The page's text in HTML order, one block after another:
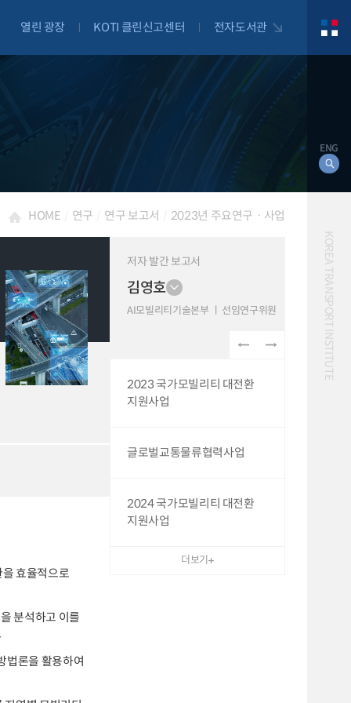
열린 광장 KOTI 클린신고센터 전자도서관
HOME 연구 연구 보고서 2023년 주요연구ㆍ사업
을 효율적으로
분석하고 이를
법론을 활용하여
저자 발간 보고서
김영호
AI모빌리티기술본부 선임연구위원
2023 국가모빌리티 대전환
지원사업
글로벌교통물류협력사업
2024 국가모빌리티 대전환
지원사업
더보기
ENG
KOREA TRANSPORT INSTITUTE
교통혼잡비용
일반사업보고서
2024년 국가교통조사 및
여객통행량
기획도서